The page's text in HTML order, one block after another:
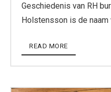
Geschiedenis van RH
Holstensson is de naam
READ MORE